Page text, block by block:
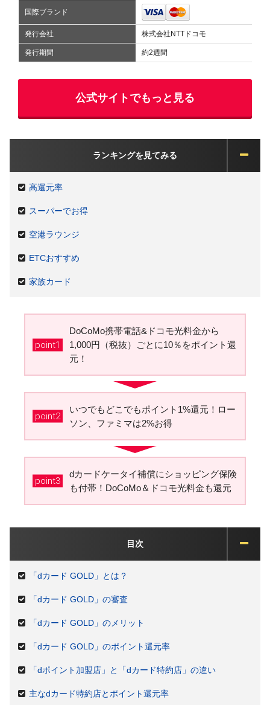
国際ブランド
発行会社 株式会社NTTドコモ
発行期間 約2週間
公式サイトでもっと見る
ランキングを見てみる
高還元率
スーパーでお得
空港ラウンジ
ETCおすすめ
家族カード
point1
DoCoMo携帯電話&ドコモ光料金から
1,000円（税抜）ごとに10％をポイント還
元！
point2
いつでもどこでもポイント1%還元！ロー
ソン、ファミマは2%お得
point3
dカードケータイ補償にショッピング保険
も付帯！DoCoMo＆ドコモ光料金も還元
目次
「dカード GOLD」とは？
「dカード GOLD」の審査
「dカード GOLD」のメリット
「dカード GOLD」のポイント還元率
「dポイント加盟店」と「dカード特約店」の違い
主なdカード特約店とポイント還元率